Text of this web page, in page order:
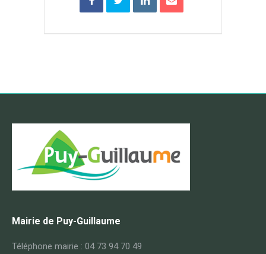
Mairie de Puy-Guillaume
Téléphone mairie : 04 73 94 70 49